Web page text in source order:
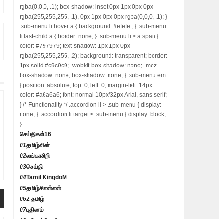
rgba(0,0,0, .1); box-shadow: inset 0px 1px 0px 0px
rgba(255,255,255, .1), 0px 1px 0px 0px rgba(0,0,0, .1); }
.sub-menu li:hover a { background: #efefef; } .sub-menu
li:last-child a { border: none; } .sub-menu li > a span {
color: #797979; text-shadow: 1px 1px 0px
rgba(255,255,255, .2); background: transparent; border:
1px solid #c9c9c9; -webkit-box-shadow: none; -moz-
box-shadow: none; box-shadow: none; } .sub-menu em
{ position: absolute; top: 0; left: 0; margin-left: 14px;
color: #a6a6a6; font: normal 10px/32px Arial, sans-serif;
} /* Functionality */ .accordion li > .sub-menu { display:
none; } .accordion li:target > .sub-menu { display: block;
}
செய்திகள்16
01தமிழ்வின்
02லங்காசிறி
03செய்தி
04Tamil KingdoM
05தமிழ்சிஎன்என்
062 தமிழ்
07புதினம்